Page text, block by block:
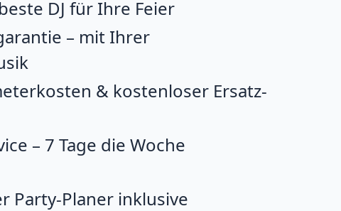
DJ für Ihre Feier
– mit Ihrer
& kostenloser Ersatz-
– 7 Tage die Woche
Party-Planer inklusive